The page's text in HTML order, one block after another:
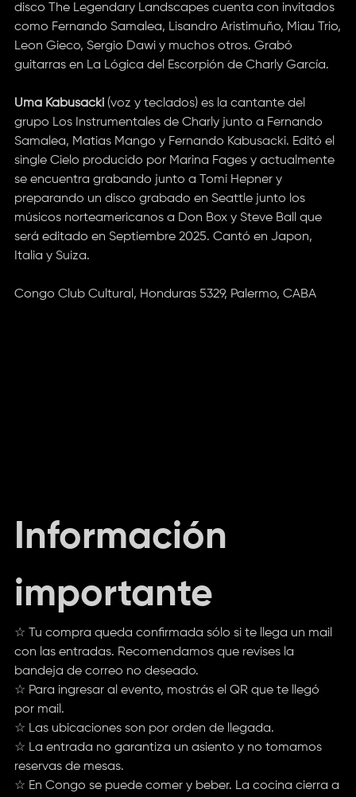
disco The Legendary Landscapes cuenta con invitados
como Fernando Samalea, Lisandro Aristimuño, Miau Trio,
Leon Gieco, Sergio Dawi y muchos otros. Grabó
guitarras en La Lógica del Escorpión de Charly García.
Uma Kabusacki(voz y teclados) es la cantante del
grupo Los Instrumentales de Charly junto a Fernando
Samalea, Matias Mango y Fernando Kabusacki. Editó el
single Cielo producido por Marina Fages y actualmente
se encuentra grabando junto a Tomi Hepner y
preparando un disco grabado en Seattle junto los
músicos norteamericanos a Don Box y Steve Ball que
será editado en Septiembre 2025. Cantó en Japon,
Italia y Suiza.
Congo Club Cultural, Honduras 5329, Palermo, CABA
Información
importante
☆ Tu compra queda confirmada sólo si te llega un mail
con las entradas. Recomendamos que revises la
bandeja de correo no deseado.
☆ Para ingresar al evento, mostrás el QR que te llegó
por mail.
☆ Las ubicaciones son por orden de llegada.
☆ La entrada no garantiza un asiento y no tomamos
reservas de mesas.
☆ En Congo se puede comer y beber. La cocina cierra a